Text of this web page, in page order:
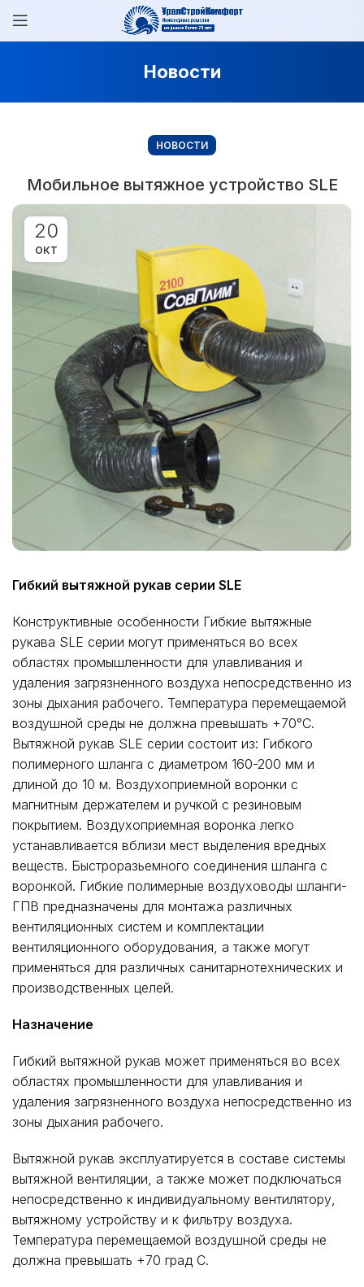
Новости
НОВОСТИ
Мобильное вытяжное устройство SLE
20
ОКТ
Гибкий вытяжной рукав серии SLE
Конструктивные особенности Гибкие вытяжные
рукава SLE серии могут применяться во всех
областях промышленности для улавливания и
удаления загрязненного воздуха непосредственно из
зоны дыхания рабочего. Температура перемещаемой
воздушной среды не должна превышать +70°С.
Вытяжной рукав SLE серии состоит из: Гибкого
полимерного шланга с диаметром 160-200 мм и
длиной до 10 м. Воздухоприемной воронки с
магнитным держателем и ручкой с резиновым
покрытием. Воздухоприемная воронка легко
устанавливается вблизи мест выделения вредных
веществ. Быстроразьемного соединения шланга с
воронкой. Гибкие полимерные воздуховоды шланги-
ГПВ предназначены для монтажа различных
вентиляционных систем и комплектации
вентиляционного оборудования, а также могут
применяться для различных санитарнотехнических и
производственных целей.
Назначение
Гибкий вытяжной рукав может применяться во всех
областях промышленности для улавливания и
удаления загрязненного воздуха непосредственно из
зоны дыхания рабочего.
Вытяжной рукав эксплуатируется в составе системы
вытяжной вентиляции, а также может подключаться
непосредственно к индивидуальному вентилятору,
вытяжному устройству и к фильтру воздуха.
Температура перемещаемой воздушной среды не
должна превышать +70 град С.